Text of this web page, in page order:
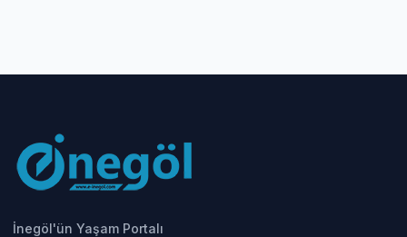
İnegöl'ün Yaşam Portalı